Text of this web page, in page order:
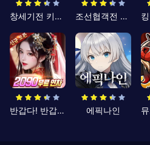
창세기전 키우기 조선협객전 클래식
반갑다! 반갑삼국지 에픽나인